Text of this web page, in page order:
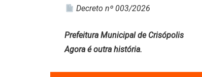
Decreto nº 003/2026
Prefeitura Municipal de Crisópolis
Agora é outra história.